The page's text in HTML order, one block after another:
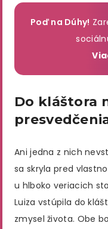
Poď na Dúhy!
Do kláštora
Ani jedna z nich
sa skryla pred
u hlboko veriacich
Luiza vstúpila do
zmysel života. Obe